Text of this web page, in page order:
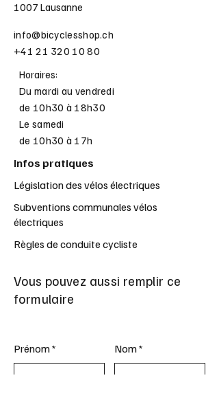
1007 Lausanne
info@bicyclesshop.ch
+41 21 320 10 80
Horaires:
Du mardi au vendredi
de 10h30 à 18h30
Le samedi
de 10h30 à 17h
Infos pratiques
Législation des vélos électriques
Subventions communales vélos
électriques
Règles de conduite cycliste
Vous pouvez aussi remplir ce
formulaire
Prénom Nom